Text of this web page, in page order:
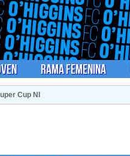
Rama Femenina
Cup NI